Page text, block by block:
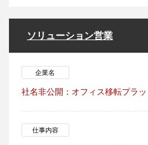
ソリューション営業
企業名
社名非公開：オフィス移転プラ
仕事内容